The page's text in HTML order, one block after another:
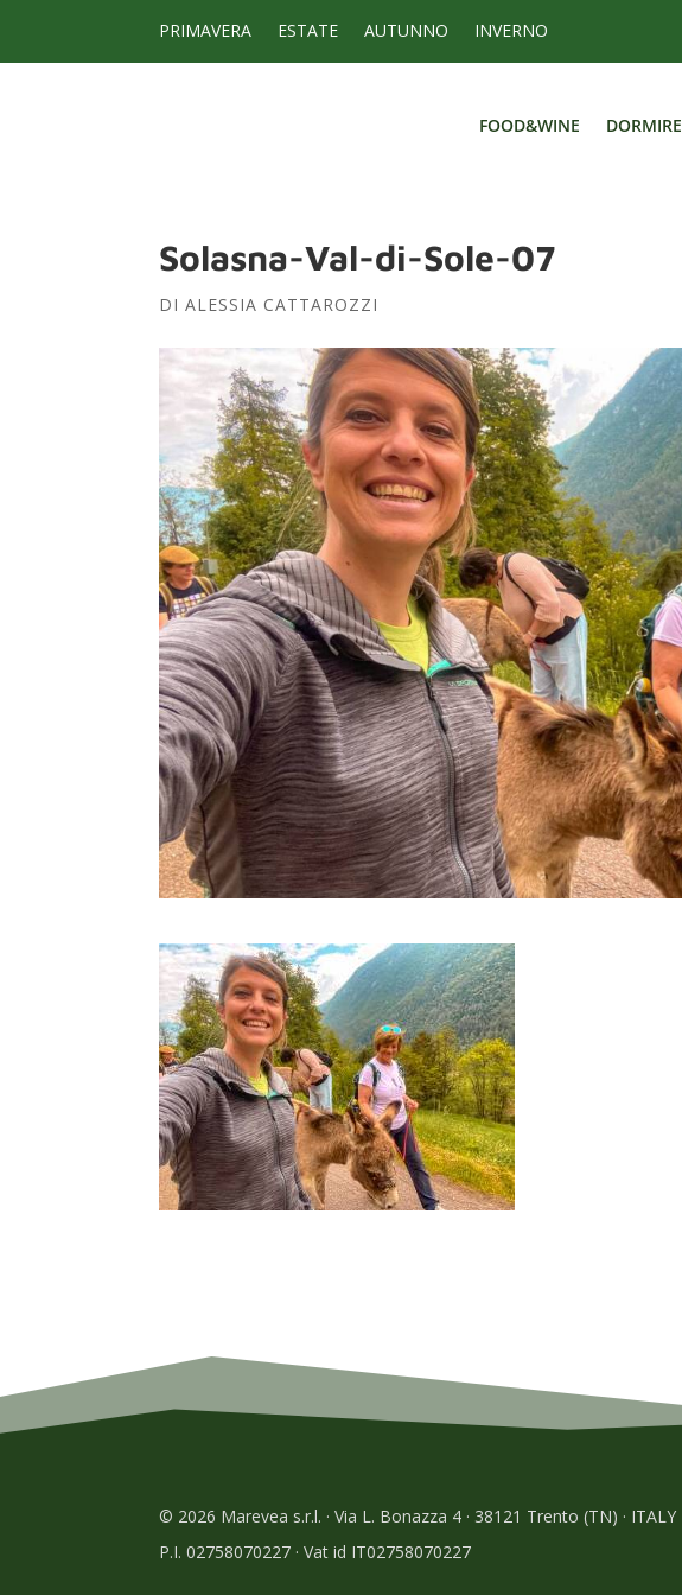
PRIMAVERA ESTATE AUTUNNO INVERNO
FOOD&WINE DORMIRE
Solasna-Val-di-Sole-07
DIALESSIA CATTAROZZI
© 2026 Marevea s.r.l. · Via L. Bonazza 4 · 38121 Trento (TN) · ITALY
P.I. 02758070227 · Vat id IT02758070227